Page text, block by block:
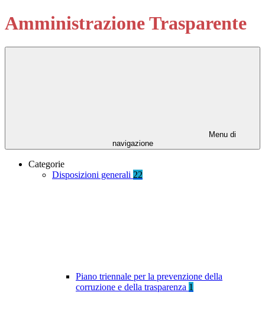
Amministrazione Trasparente
Menu di
navigazione
Categorie
Disposizioni generali 22
Piano triennale per la prevenzione della
corruzione e della trasparenza 1